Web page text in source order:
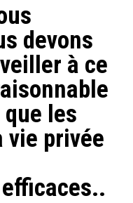
devons
à ce
les
vie privée
.